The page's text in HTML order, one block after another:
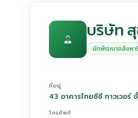
บริษัท
นักพัฒนาอสังหา
ที่อยู่
43 อาคารไทยซีซี ทาวเวอร์
โทรศัพท์